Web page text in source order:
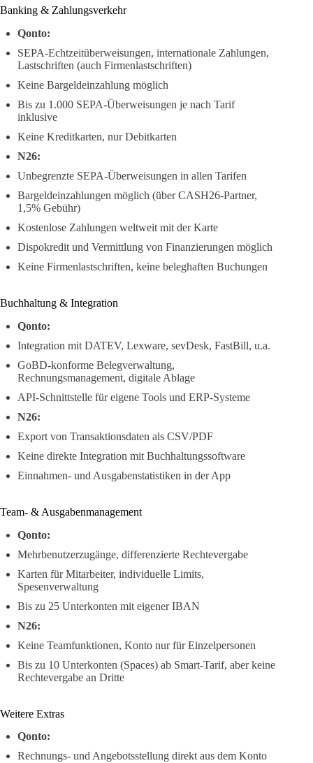
Banking & Zahlungsverkehr
Qonto:
SEPA-Echtzeitüberweisungen, internationale Zahlungen,
Lastschriften (auch Firmenlastschriften)
Keine Bargeldeinzahlung möglich
Bis zu 1.000 SEPA-Überweisungen je nach Tarif
inklusive
Keine Kreditkarten, nur Debitkarten
N26:
Unbegrenzte SEPA-Überweisungen in allen Tarifen
Bargeldeinzahlungen möglich (über CASH26-Partner,
1,5% Gebühr)
Kostenlose Zahlungen weltweit mit der Karte
Dispokredit und Vermittlung von Finanzierungen möglich
Keine Firmenlastschriften, keine beleghaften Buchungen
Buchhaltung & Integration
Qonto:
Integration mit DATEV, Lexware, sevDesk, FastBill, u.a.
GoBD-konforme Belegverwaltung,
Rechnungsmanagement, digitale Ablage
API-Schnittstelle für eigene Tools und ERP-Systeme
N26:
Export von Transaktionsdaten als CSV/PDF
Keine direkte Integration mit Buchhaltungssoftware
Einnahmen- und Ausgabenstatistiken in der App
Team- & Ausgabenmanagement
Qonto:
Mehrbenutzerzugänge, differenzierte Rechtevergabe
Karten für Mitarbeiter, individuelle Limits,
Spesenverwaltung
Bis zu 25 Unterkonten mit eigener IBAN
N26:
Keine Teamfunktionen, Konto nur für Einzelpersonen
Bis zu 10 Unterkonten (Spaces) ab Smart-Tarif, aber keine
Rechtevergabe an Dritte
Weitere Extras
Qonto:
Rechnungs- und Angebotsstellung direkt aus dem Konto